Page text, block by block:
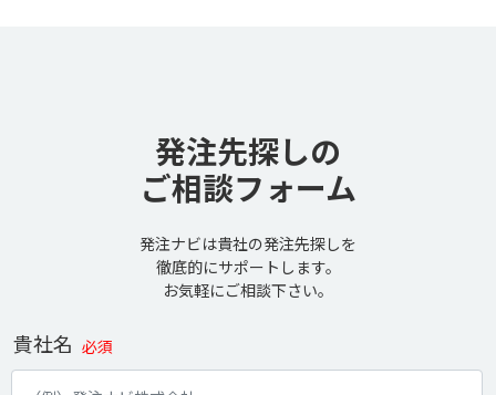
発注先探しの
ご相談フォーム
発注ナビは貴社の発注先探しを
徹底的にサポートします。
お気軽にご相談下さい。
貴社名 必須